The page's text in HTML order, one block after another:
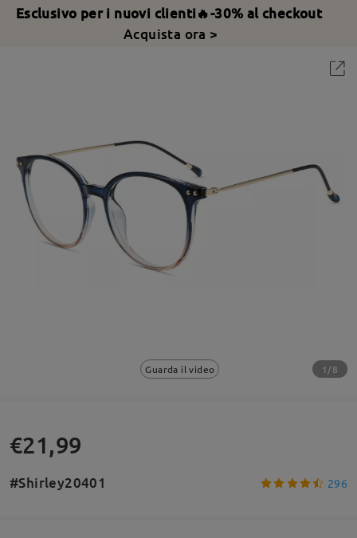
Esclusivo per i nuovi clienti🔥-30% al checkout
Acquista ora >
Guarda il video 1/8
€21,99
#Shirley20401 296